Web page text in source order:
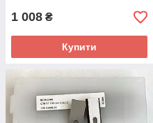
1 008 ₴
Купити